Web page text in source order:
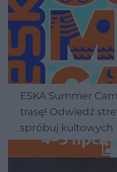
ESKA Summer
trasę! Odwiedź
spróbuj kultowych
Wawelu